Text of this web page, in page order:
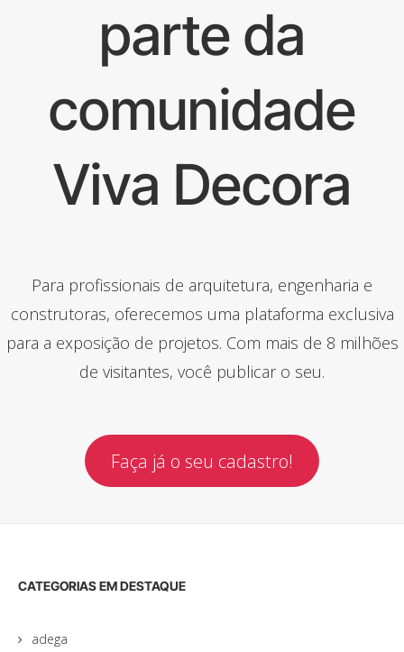
parte da
comunidade
Viva Decora
Para profissionais de arquitetura, engenharia e
construtoras, oferecemos uma plataforma exclusiva
para a exposição de projetos. Com mais de 8 milhões
de visitantes, você publicar o seu.
Faça já o seu cadastro!
CATEGORIAS EM DESTAQUE
adega